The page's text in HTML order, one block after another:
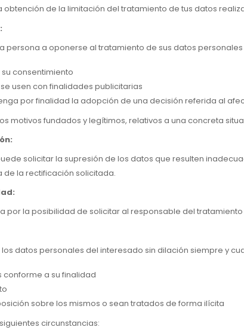
obtención de la limitación del tratamiento de tus datos
persona a oponerse al tratamiento de sus datos
consentimiento
usen con finalidades publicitarias
por finalidad la adopción de una decisión referida al
motivos fundados y legítimos, relativos a una concreta
solicitar la supresión de los datos que resulten
la rectificación solicitada.
por la posibilidad de solicitar al responsable del
datos personales del interesado sin dilación siempre y
conforme a su finalidad
sobre los mismos o sean tratados de forma ilícita
circunstancias: